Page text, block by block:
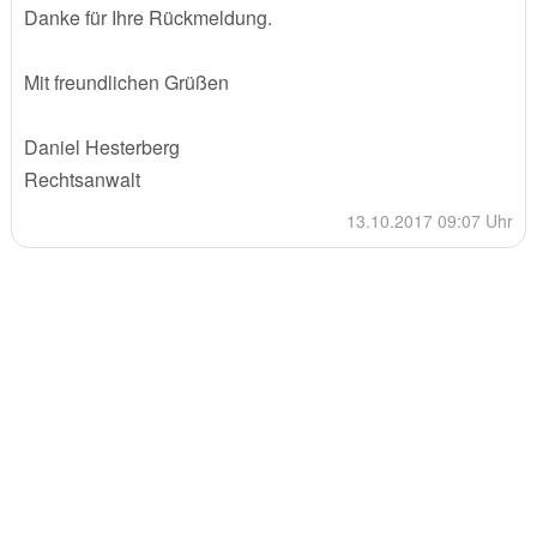
Danke für Ihre Rückmeldung.
Mit freundlichen Grüßen
Daniel Hesterberg
Rechtsanwalt
13.10.2017 09:07 Uhr